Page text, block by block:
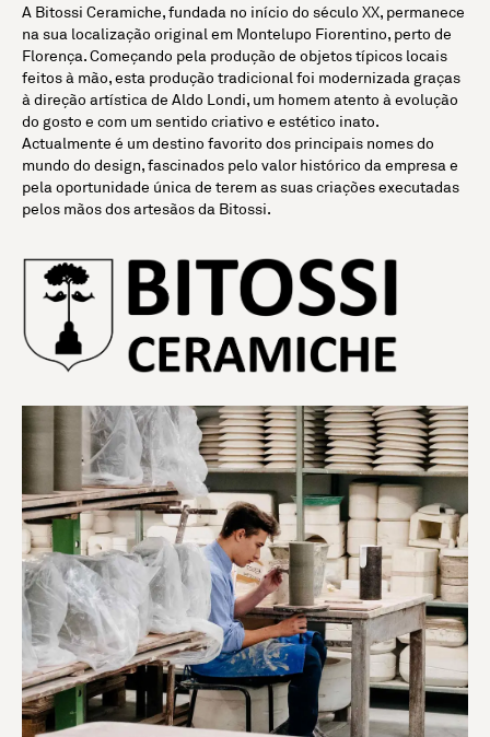
A Bitossi Ceramiche, fundada no início do século XX, permanece
na sua localização original em Montelupo Fiorentino, perto de
Florença. Começando pela produção de objetos típicos locais
feitos à mão, esta produção tradicional foi modernizada graças
à direção artística de Aldo Londi, um homem atento à evolução
do gosto e com um sentido criativo e estético inato.
Actualmente é um destino favorito dos principais nomes do
mundo do design, fascinados pelo valor histórico da empresa e
pela oportunidade única de terem as suas criações executadas
pelos mãos dos artesãos da Bitossi.